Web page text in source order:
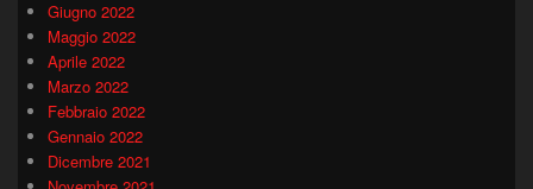
Giugno 2022
Maggio 2022
Aprile 2022
Marzo 2022
Febbraio 2022
Gennaio 2022
Dicembre 2021